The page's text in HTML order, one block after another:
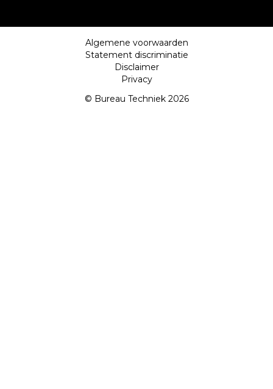
Algemene voorwaarden
Statement discriminatie
Disclaimer
Privacy
© Bureau Techniek 2026